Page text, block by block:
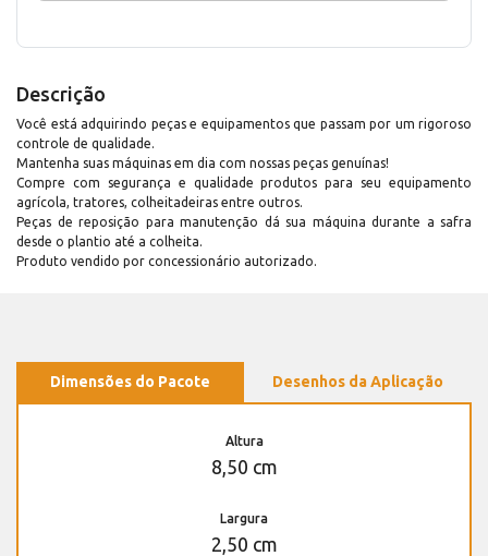
Descrição
Você está adquirindo peças e equipamentos que passam por um rigoroso
controle de qualidade.
Mantenha suas máquinas em dia com nossas peças genuínas!
Compre com segurança e qualidade produtos para seu equipamento
agrícola, tratores, colheitadeiras entre outros.
Peças de reposição para manutenção dá sua máquina durante a safra
desde o plantio até a colheita.
Produto vendido por concessionário autorizado.
Dimensões do Pacote Desenhos da Aplicação
Altura
8,50 cm
Largura
2,50 cm